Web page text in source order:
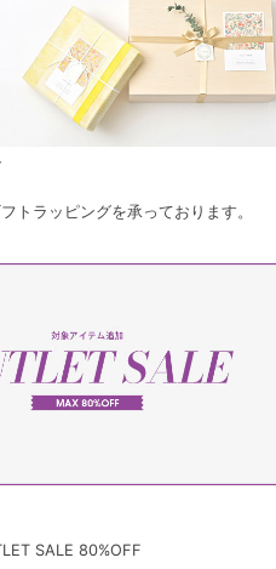
トラッピングを承っております。
SALE 80%OFF